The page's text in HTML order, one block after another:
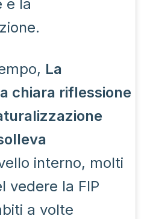
e la
La
chiara riflessione
interno, molti
vedere la FIP
a volte